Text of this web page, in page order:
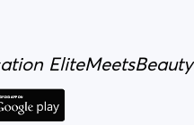
EliteMeetsBeauty